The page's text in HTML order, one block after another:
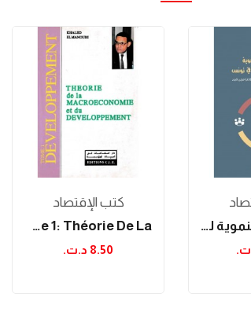
كتب الإقتصاد
Macroéconomie Tome 1: Théorie De La...
8.50 د.ت.‏
الإشكاليات التنموية للمؤسسات الصغرى في تونس:...